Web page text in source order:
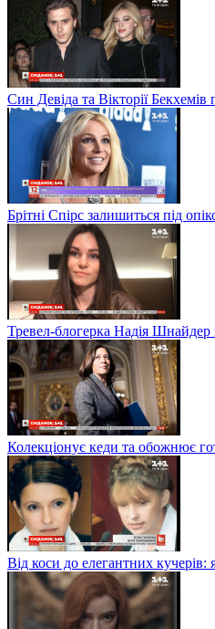
Син Девіда та Вікторії
Брітні Спірс залишиться під
Тревел-блогерка Надія Шнайдер
Колекціонує кеди та обожнює
Від коси до елегантних